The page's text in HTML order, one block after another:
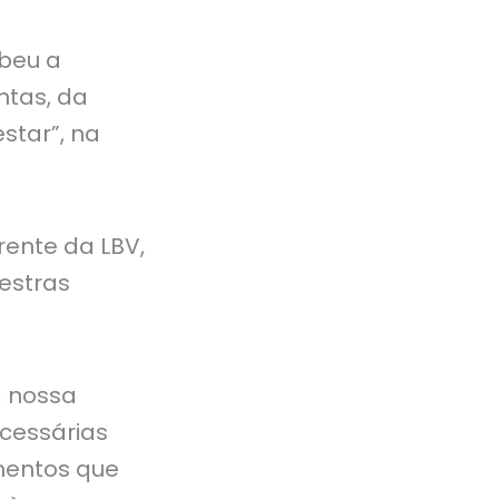
a
da
na
da LBV,
que